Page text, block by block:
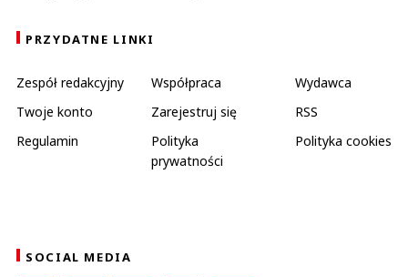
PRZYDATNE LINKI
Zespół redakcyjny Współpraca
Wydawca
Twoje konto
Zarejestruj się
RSS
Regulamin
Polityka
prywatności
Polityka cookies
SOCIAL MEDIA